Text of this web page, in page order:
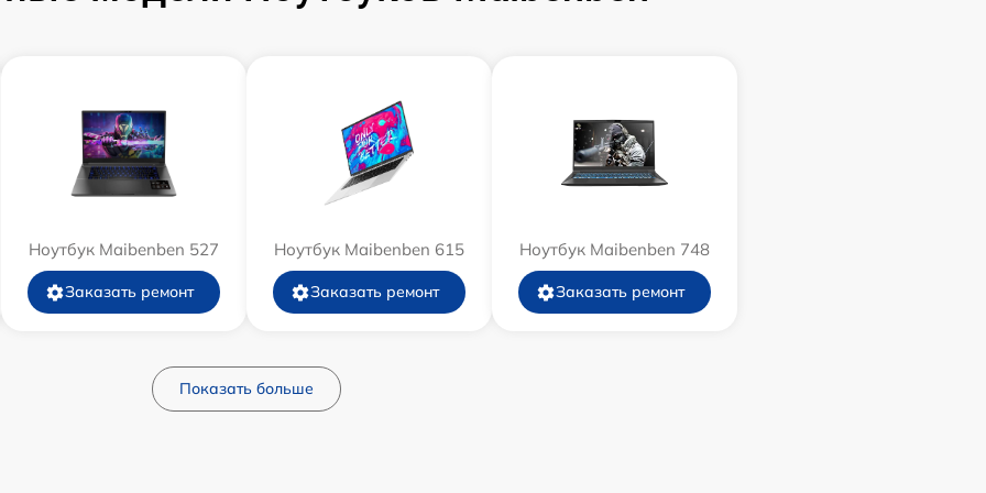
Ноутбук Maibenben 527
Заказать ремонт
Ноутбук Maibenben 615
Заказать ремонт
Ноутбук Maibenben 748
Заказать ремонт
Показать больше